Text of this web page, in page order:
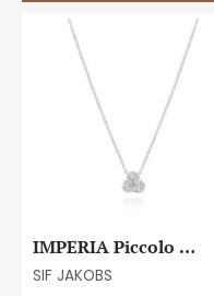
IMPERIA Piccolo
necklace
SIF JAKOBS